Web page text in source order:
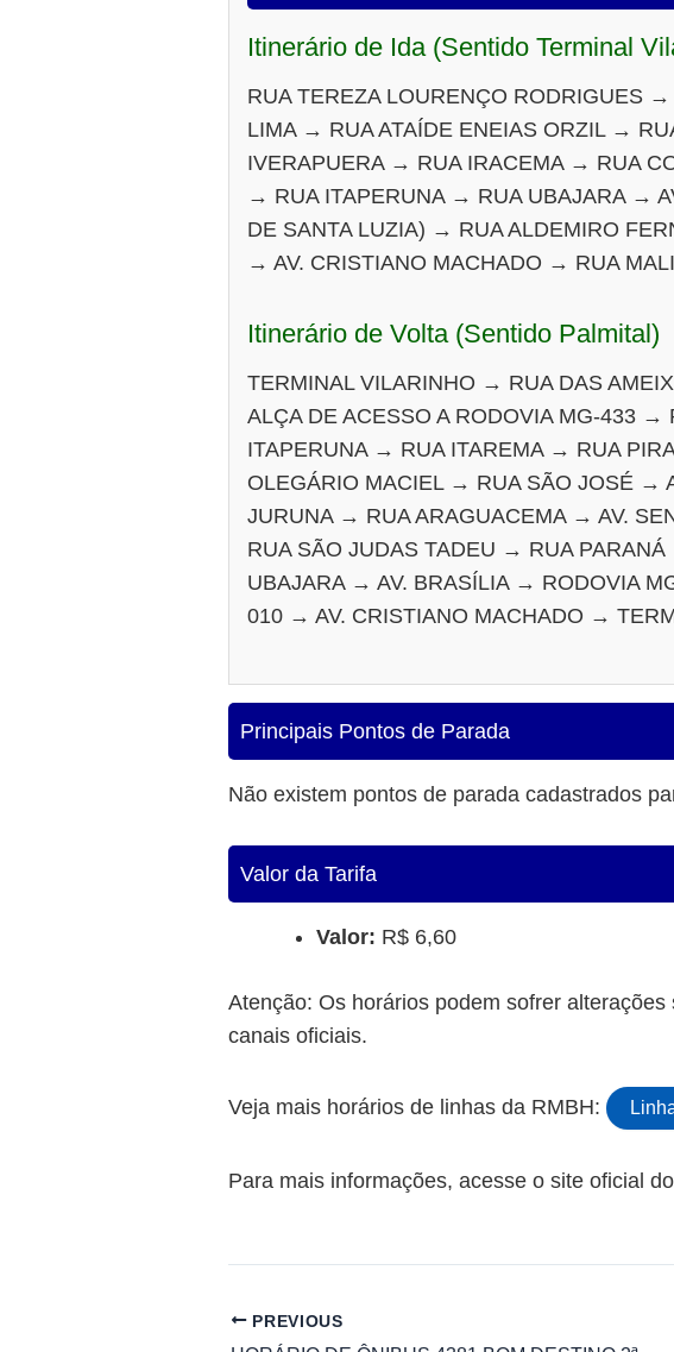
Itinerário de Ida (Sentido Terminal
RUA TEREZA LOURENÇO RODRIGUES
LIMA → RUA ATAÍDE ENEIAS ORZIL →
IVERAPUERA → RUA IRACEMA → RUA
→ RUA ITAPERUNA → RUA UBAJARA →
DE SANTA LUZIA) → RUA ALDEMIRO
→ AV. CRISTIANO MACHADO → RUA
Itinerário de Volta (Sentido Palmital)
TERMINAL VILARINHO → RUA DAS
ALÇA DE ACESSO A RODOVIA MG-433
ITAPERUNA → RUA ITAREMA → RUA
OLEGÁRIO MACIEL → RUA SÃO JOSÉ →
JURUNA → RUA ARAGUACEMA → AV.
RUA SÃO JUDAS TADEU → RUA
UBAJARA → AV. BRASÍLIA → RODOVIA
010 → AV. CRISTIANO MACHADO →
Principais Pontos de Parada
Não existem pontos de parada cadastrados
Valor da Tarifa
Valor: R$ 6,60
Atenção: Os horários podem sofrer
canais oficiais.
Veja mais horários de linhas da RMBH:
Para mais informações, acesse o site oficial do
PREVIOUS